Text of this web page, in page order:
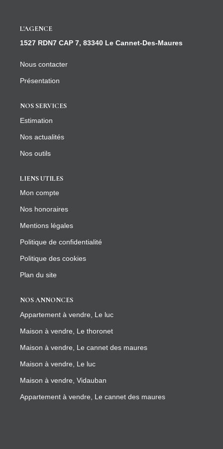
L'AGENCE
1527 RDN7 CAP 7, 83340 Le Cannet-Des-Maures
Nous contacter
Présentation
NOS SERVICES
Estimation
Nos actualités
Nos outils
LIENS UTILES
Mon compte
Nos honoraires
Mentions légales
Politique de confidentialité
Politique des cookies
Plan du site
NOS ANNONCES
Appartement à vendre, Le luc
Maison à vendre, Le thoronet
Maison à vendre, Le cannet des maures
Maison à vendre, Le luc
Maison à vendre, Vidauban
Appartement à vendre, Le cannet des maures